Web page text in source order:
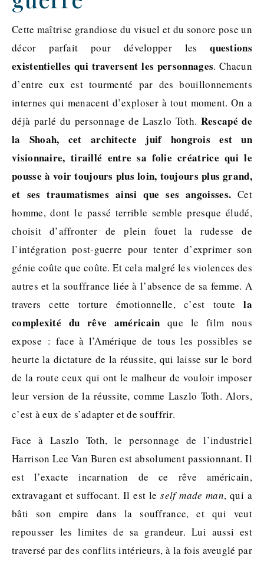
Cette maîtrise grandiose du visuel et du sonore pose un
décor parfait pour développer lesquestions
existentielles qui traversent les personnages. Chacun
d’entre eux est tourmenté par des bouillonnements
internes qui menacent d’exploser à tout moment. On a
déjà parlé du personnage de Laszlo Toth. Rescapé de
la Shoah, cet architecte juif hongrois est un
visionnaire, tiraillé entre sa folie créatrice qui le
pousse à voir toujours plus loin, toujours plus grand,
et ses traumatismes ainsi que ses angoisses. Cet
homme, dont le passé terrible semble presque éludé,
choisit d’affronter de plein fouet la rudesse de
l’intégration post-guerre pour tenter d’exprimer son
génie coûte que coûte. Et cela malgré les violences des
autres et la souffrance liée à l’absence de sa femme. A
travers cette torture émotionnelle, c’est toute la
complexité du rêve américain que le film nous
expose : face à l’Amérique de tous les possibles se
heurte la dictature de la réussite, qui laisse sur le bord
de la route ceux qui ont le malheur de vouloir imposer
leur version de la réussite, comme Laszlo Toth. Alors,
c’est à eux de s’adapter et de souffrir.
Face à Laszlo Toth, le personnage de l’industriel
Harrison Lee Van Buren est absolument passionnant. Il
est l’exacte incarnation de ce rêve américain,
extravagant et suffocant. Il est leself made man, qui a
bâti son empire dans la souffrance, et qui veut
repousser les limites de sa grandeur. Lui aussi est
traversé par des conflits intérieurs, à la fois aveuglé par